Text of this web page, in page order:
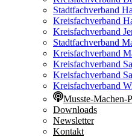
Stadtfachverband
Kreisfachverband
Kreisfachverband
Stadtfachverband
Kreisfachverband
Kreisfachverband
Kreisfachverband
Kreisfachverband
Musste-Machen-
Downloads
Newsletter
Kontakt